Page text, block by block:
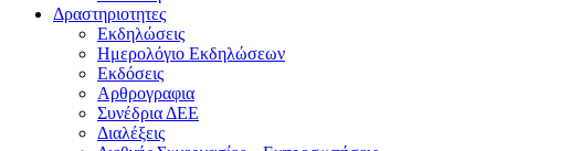
Δραστηριοτητες
Εκδηλώσεις
Ημερολόγιο Εκδηλώσεων
Εκδόσεις
Αρθρογραφια
Συνέδρια ΔΕΕ
Διαλέξεις